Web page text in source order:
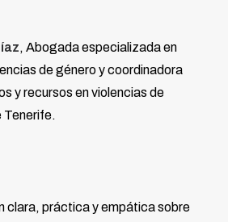
, Abogada especializada en
de género y coordinadora
y recursos en violencias de
Tenerife.
clara, práctica y empática sobre